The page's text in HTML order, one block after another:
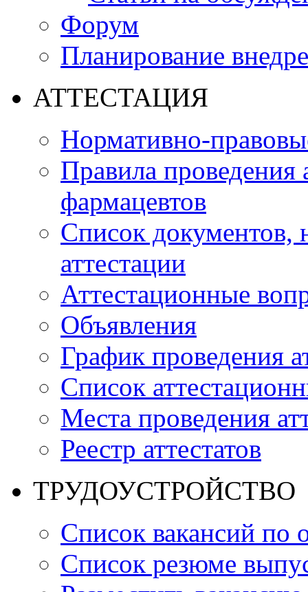
Форум
Планирование
АТТЕСТАЦИЯ
Нормативно-
Правила проведения
фармацевтов
Список документов,
аттестации
Аттестационные
Объявления
График проведения
Список
Места проведения
Реестр аттестатов
ТРУДОУСТРОЙСТВО
Список вакансий по
Список резюме